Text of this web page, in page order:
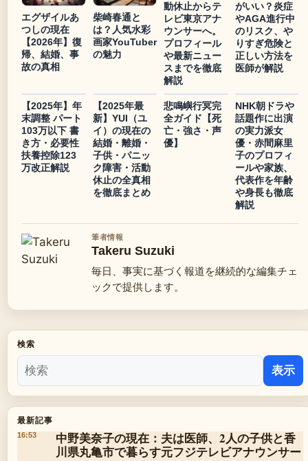
エグザイルあ
つしの現在
【2026年】復
帰、結婚、事
故の真相
柴崎春通と
は？人気水彩
画家YouTuber
の魅力
動休止からテ
レビ東京アナ
ウンサーへ。
プロフィール
や最新ニュー
スまでを徹底
解説
がいい？炎症
やAGA進行中
のリスク、や
りすぎ危険と
正しい方法を
医師が解説
【2025年】年
末調整 パート
103万以下 書
き方・必要性
扶養控除123
万改正解説
【2025年最
新】YUI（ユ
イ）の現在の
結婚・離婚・
子供・パニッ
ク障害・活動
休止の全真相
を徹底まとめ
悲鳴嶼行冥完
全ガイド【死
亡・強さ・声
優】
NHK朝ドラや
話題作に出演
の実力派女
優・赤間麻里
子のプロフィ
ールや家族、
代表作を年齢
や身長も徹底
解説
筆者情報
Takeru Suzuki
毎日、事実に基づく報道を継続的な編集チェ
ックで提供します。
検索
表示
最新記事
16:53
中野美奈子の現在：夫は医師、2人の子供と香
川県丸亀市で暮らす元フジテレビアナウンサー